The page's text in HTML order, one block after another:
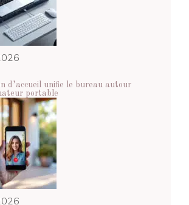
d’accueil unifie le bureau autour
portable